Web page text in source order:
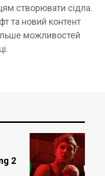
створювати сідла.
та новий контент
можливостей
2